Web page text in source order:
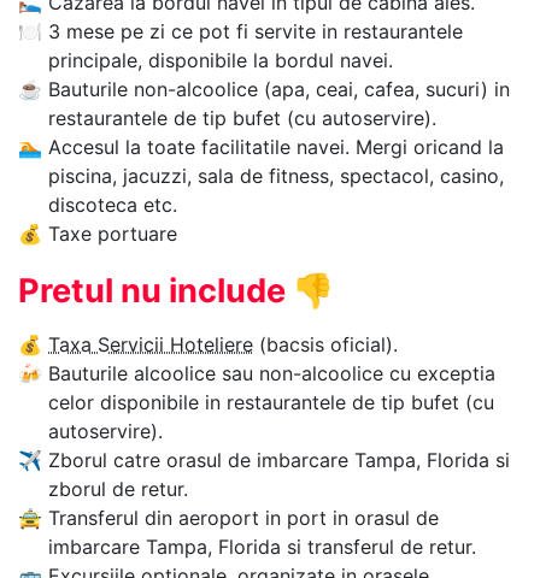
🍽 3 mese pe zi ce pot fi servite in restaurantele
principale, disponibile la bordul navei.
☕ Bauturile non-alcoolice (apa, ceai, cafea, sucuri) in
restaurantele de tip bufet (cu autoservire).
🏊‍ Accesul la toate facilitatile navei. Mergi oricand la
piscina, jacuzzi, sala de fitness, spectacol, casino,
discoteca etc.
💰 Taxe portuare
Pretul nu include 👎
💰 Taxa Servicii Hoteliere (bacsis oficial).
🍻 Bauturile alcoolice sau non-alcoolice cu exceptia
celor disponibile in restaurantele de tip bufet (cu
autoservire).
✈ Zborul catre orasul de imbarcare Tampa, Florida si
zborul de retur.
🚖 Transferul din aeroport in port in orasul de
imbarcare Tampa, Florida si transferul de retur.